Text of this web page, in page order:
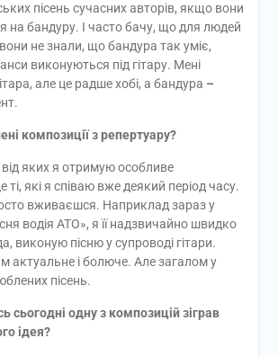
пісень сучасних авторів, якщо вони
на бандуру. І часто бачу, що для людей
не знали, що бандура так уміє,
виконуються під гітару. Мені
але це радше хобі, а бандура –
композиції з репертуару?
від яких я отримую особливе
які я співаю вже деякий період часу.
вживаєшся. Наприклад зараз у
водія АТО», я її надзвичайно швидко
виконую пісню у супроводі гітари.
актуальне і болюче. Але загалом у
пісень.
сьогодні одну з композицій зіграв
ідея?